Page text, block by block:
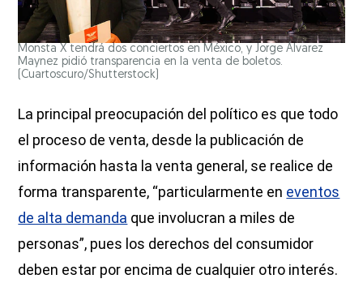
Monsta X tendrá dos conciertos en México, y Jorge Álvarez
Maynez pidió transparencia en la venta de boletos.
(Cuartoscuro/Shutterstock)
La principal preocupación del político es que todo
el proceso de venta, desde la publicación de
información hasta la venta general, se realice de
forma transparente, “particularmente en eventos
de alta demanda que involucran a miles de
personas”, pues los derechos del consumidor
deben estar por encima de cualquier otro interés.